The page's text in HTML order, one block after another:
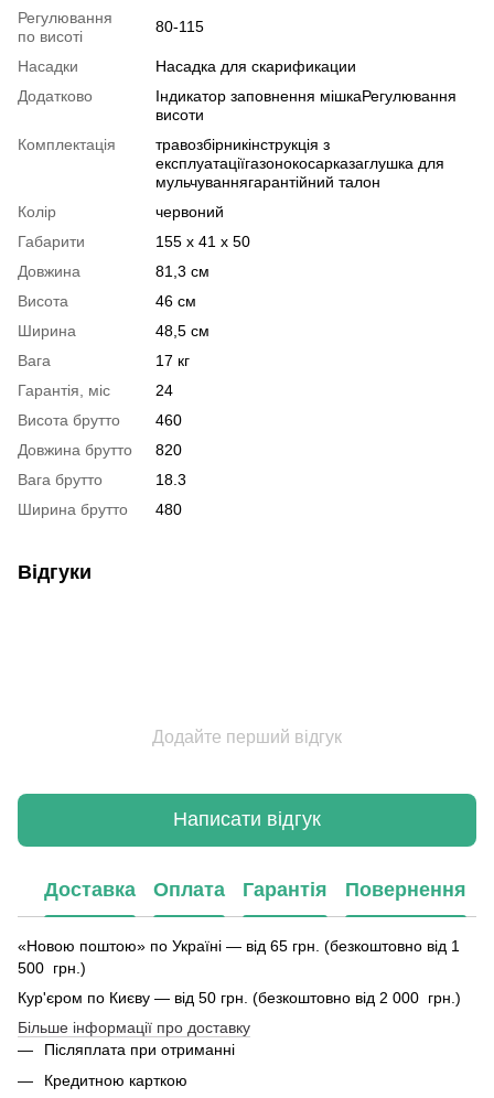
Регулювання
по висоті
80-115
Насадки
Насадка для скарификации
Додатково
Індикатор заповнення мішкаРегулювання
висоти
Комплектація
травозбірникінструкція з
експлуатаціїгазонокосарказаглушка для
мульчуваннягарантійний талон
Колір
червоний
Габарити
155 x 41 x 50
Довжина
81,3 см
Висота
46 см
Ширина
48,5 см
Вага
17 кг
Гарантія, міс
24
Висота брутто
460
Довжина брутто
820
Вага брутто
18.3
Ширина брутто
480
Відгуки
Додайте перший відгук
Написати відгук
Доставка Оплата Гарантія Повернення
«Новою поштою» по Україні — від 65 грн. (безкоштовно від 1
500 грн.)
Кур'єром по Києву — від 50 грн. (безкоштовно від 2 000 грн.)
Більше інформації про доставку
Післяплата при отриманні
Кредитною карткою